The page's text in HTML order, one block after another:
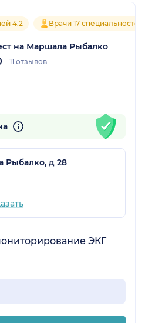
4.2 Врачи 17 специальностей
на Маршала Рыбалко
11 отзывов
Рыбалко, д 28
ЭКГ